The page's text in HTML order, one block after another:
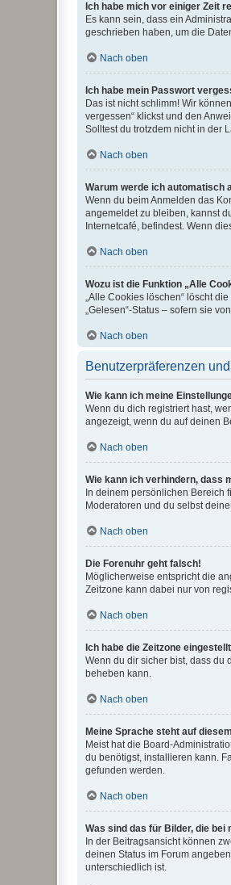
Ich habe mich vor einiger Zeit
Es kann sein, dass ein
geschrieben haben, um die
Nach oben
Ich habe mein Passwort
Das ist nicht schlimm! Wir
vergessen“ klickst und den
Solltest du trotzdem nicht in der
Nach oben
Warum werde ich automatisch
Wenn du beim Anmelden das
angemeldet zu bleiben, kannst
Internetcafé, befindest. Wenn
Nach oben
Wozu ist die Funktion „Alle
„Alle Cookies löschen“ löscht
„Gelesen“-Status – sofern sie
Nach oben
Benutzerpräferenzen
Wie kann ich meine
Wenn du dich registriert hast,
angezeigt, wenn du auf deinen
Nach oben
Wie kann ich verhindern, dass
In deinem persönlichen Bereich
Moderatoren und du selbst
Nach oben
Die Forenuhr geht falsch!
Möglicherweise entspricht die
Zeitzone kann dabei nur von
Nach oben
Ich habe die Zeitzone
Wenn du dir sicher bist, dass du
beheben kann.
Nach oben
Meine Sprache steht auf
Meist hat die Board-
du benötigst, installieren kann.
gefunden werden.
Nach oben
Was sind das für Bilder, die bei
In der Beitragsansicht können
deinen Status im Forum
unterschiedlich ist.